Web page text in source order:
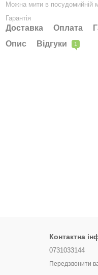
Можна мити в посудомийній
Гарантія
Доставка Оплата
Опис
Відгуки 1
Контактна
0731033144
Передзвонити